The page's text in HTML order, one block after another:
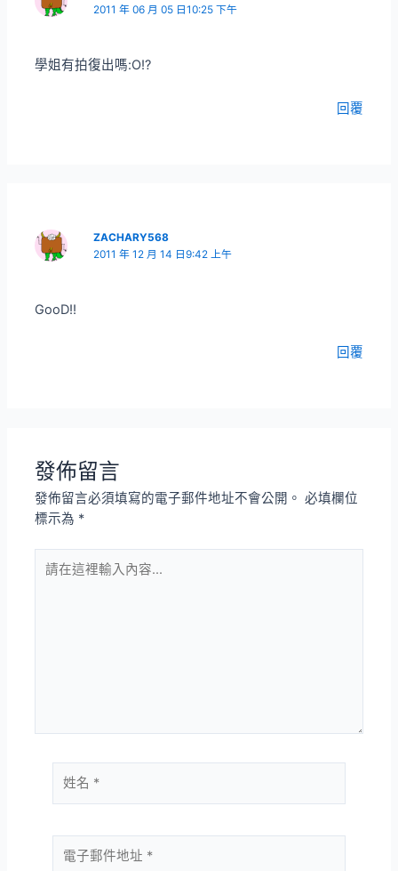
2011 年 06 月 05 日10:25 下午
學姐有拍復出嗎:O!?
回覆
ZACHARY568
2011 年 12 月 14 日9:42 上午
GooD!!
回覆
發佈留言
發佈留言必須填寫的電子郵件地址不會公開。 必填欄位
標示為 *
在
名
子